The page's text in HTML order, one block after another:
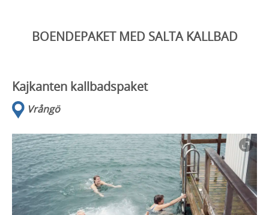
BOENDEPAKET MED SALTA KALLBAD
Kajkanten kallbadspaket
Vrångö